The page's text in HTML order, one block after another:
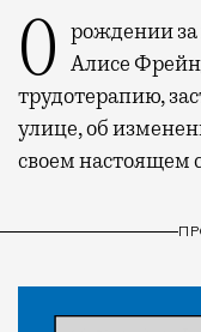
О рождении за границей благодаря бабушке Алисе
трудотерапию,
улице, об
своем настоящем